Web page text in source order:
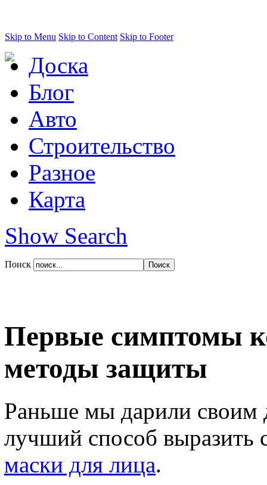
Skip to Menu Skip to Content Skip to Footer
Доска
Блог
Авто
Строительство
Разное
Карта
Show Search
Поиск
Первые симптомы
методы защиты
Раньше мы дарили своим
лучший способ
маски для лица.